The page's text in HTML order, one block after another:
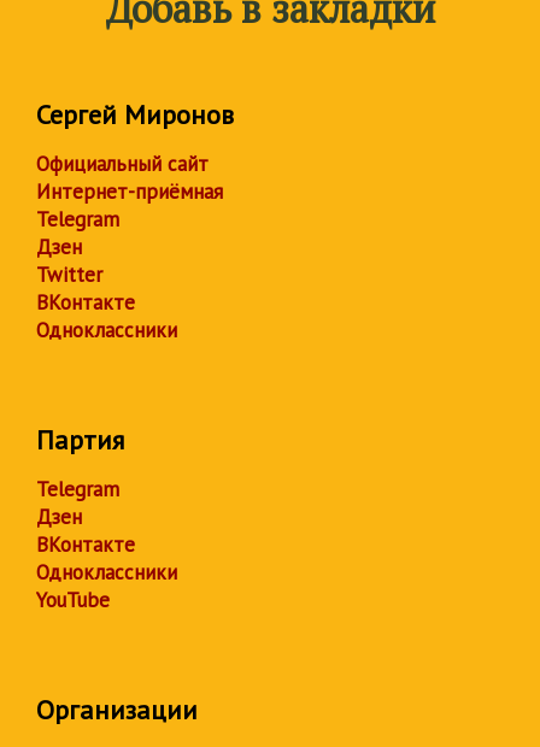
Сергей Миронов
Официальный сайт
Интернет-приёмная
Telegram
Дзен
Twitter
ВКонтакте
Одноклассники
Партия
Telegram
Дзен
ВКонтакте
Одноклассники
YouTube
Организации